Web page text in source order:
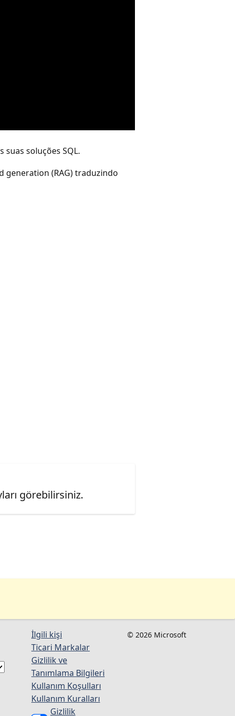
soluções SQL.
generation (RAG) traduzindo
görebilirsiniz.
İlgili kişi
Ticari Markalar
Gizlilik ve
Tanımlama Bilgileri
Kullanım Koşulları
Kullanım Kuralları
Gizlilik
© 2026 Microsoft